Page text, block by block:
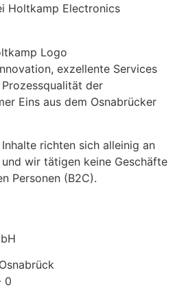
Holtkamp Electronics
exzellente Services
der
Eins aus dem Osnabrücker
richten sich alleinig an
wir tätigen keine Geschäfte
Personen (B2C).
0